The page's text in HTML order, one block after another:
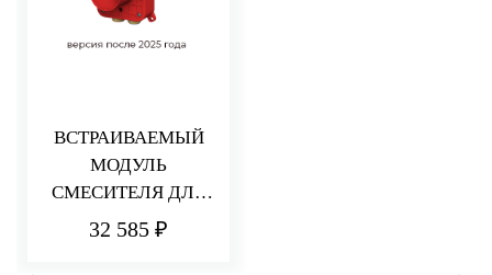
ВСТРАИВАЕМЫЙ
МОДУЛЬ
СМЕСИТЕЛЯ ДЛЯ
ДУША НА 2/3
32 585 ₽